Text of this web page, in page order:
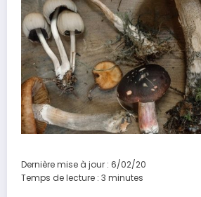
Dernière mise à jour : 6/02/20
Temps de lecture : 3 minutes